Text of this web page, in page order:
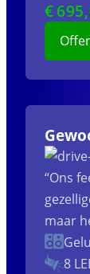
€ 695
“Ons
maar
8